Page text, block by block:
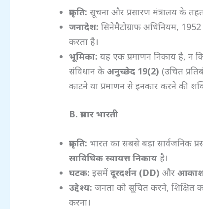
प्रकृति: सूचना और प्रसारण मंत्रालय के
जनादेश: सिनेमैटोग्राफ अधिनियम, 1952
करता है।
भूमिका: यह एक प्रमाणन निकाय है, न
संविधान केअनुच्छेद 19(2) (उचित
काटने या प्रमाणन से इनकार करने की
B.प्रसार भारती
प्रकृति: भारत का सबसे बड़ा सार्वजनिक
साविधिक स्वायत्त निकाय है।
घटक: इसमेंदूरदर्शन (DD) और
उद्देश्य: जनता को सूचित करने, शिक्षित
करना।